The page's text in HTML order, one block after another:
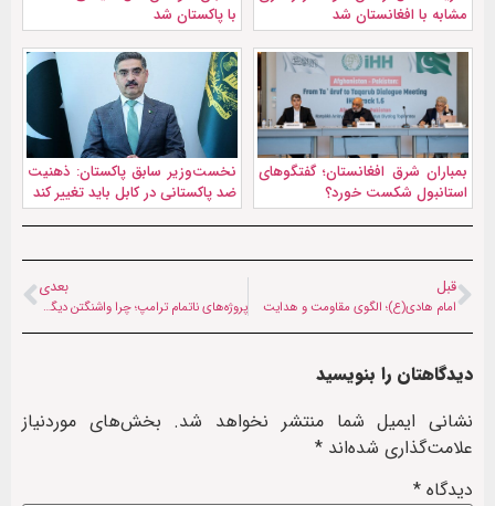
مشابه با افغانستان شد
با پاکستان شد
بمباران شرق افغانستان؛ گفتگوهای
استانبول شکست خورد؟
نخست‌وزیر سابق پاکستان: ذهنیت
ضد پاکستانی در کابل باید تغییر کند
قبل
امام هادی(ع)؛ الگوی مقاومت و هدایت
بعدی
پروژه‌های ناتمام ترامپ؛ چرا واشنگتن دیگر قابل اعتماد نیست؟
دیدگاهتان را بنویسید
نشانی ایمیل شما منتشر نخواهد شد. بخش‌های موردنیاز
علامت‌گذاری شده‌اند *
دیدگاه *